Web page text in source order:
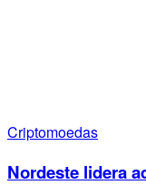
Criptomoedas
Nordeste lidera